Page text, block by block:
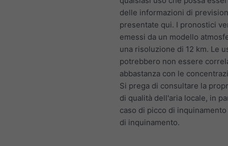
delle informazioni di
presentate qui. I pronostici
emessi da un modello
una risoluzione di 12 km. Le
potrebbero non essere
abbastanza con le
Si prega di consultare la
di qualità dell'aria locale, in
caso di picco di
di inquinamento.